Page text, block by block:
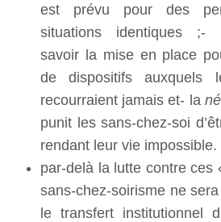
est prévu pour des
situations identiques ;-
savoir la mise en place
de dispositifs auxquels
recourraient jamais et- la
punit les sans-chez-soi
rendant leur vie impossible.
par-delà la lutte contre ces
sans-chez-soirisme ne
le transfert institutionnel